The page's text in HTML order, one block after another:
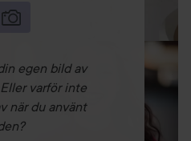
egen bild av
varför inte
när du använt